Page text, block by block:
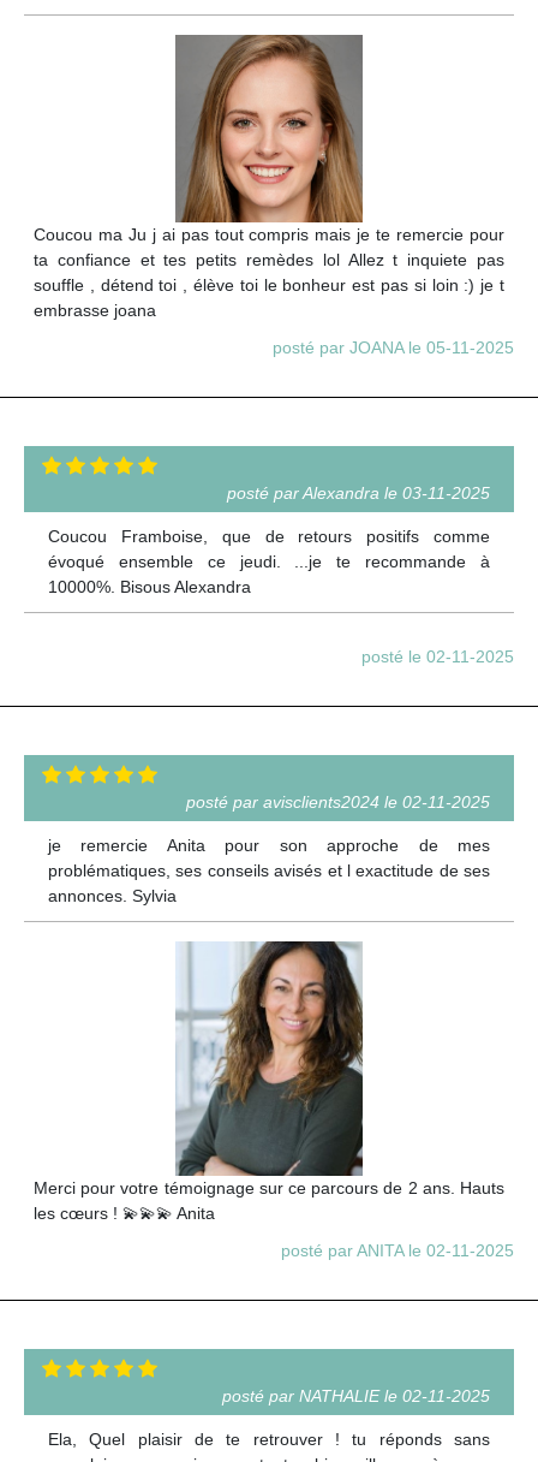
Coucou ma Ju j ai pas tout compris mais je te remercie pour
ta confiance et tes petits remèdes lol Allez t inquiete pas
souffle , détend toi , élève toi le bonheur est pas si loin :) je t
embrasse joana
posté par JOANA le 05-11-2025
posté par Alexandra le 03-11-2025
Coucou Framboise, que de retours positifs comme
évoqué ensemble ce jeudi. ...je te recommande à
10000%. Bisous Alexandra
posté le 02-11-2025
posté par avisclients2024 le 02-11-2025
je remercie Anita pour son approche de mes
problématiques, ses conseils avisés et l exactitude de ses
annonces. Sylvia
Merci pour votre témoignage sur ce parcours de 2 ans. Hauts
les cœurs ! 💫💫💫 Anita
posté par ANITA le 02-11-2025
posté par NATHALIE le 02-11-2025
Ela, Quel plaisir de te retrouver ! tu réponds sans